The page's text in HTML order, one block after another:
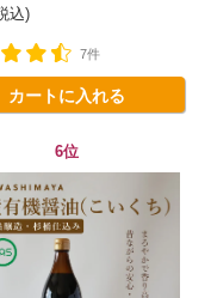
込)
7件
カートに入れる
6位